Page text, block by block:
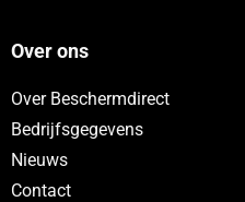
Over ons
Over Beschermdirect
Bedrijfsgegevens
Nieuws
Contact